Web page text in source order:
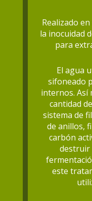
Realizado
la inocuidad
para
El agua
sifoneado
internos. Así
cantidad
sistema de
de anillos,
carbón
destruir
este